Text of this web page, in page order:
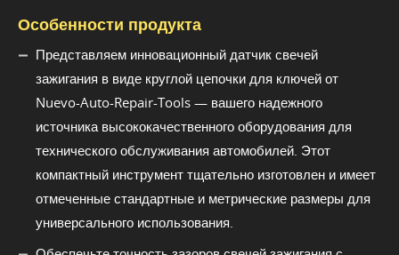
Особенности продукта
Представляем инновационный датчик свечей
зажигания в виде круглой цепочки для ключей от
Nuevo-Auto-Repair-Tools — вашего надежного
источника высококачественного оборудования для
технического обслуживания автомобилей. Этот
компактный инструмент тщательно изготовлен и имеет
отмеченные стандартные и метрические размеры для
универсального использования.